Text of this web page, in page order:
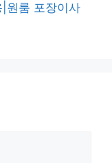
원룸 포장이사